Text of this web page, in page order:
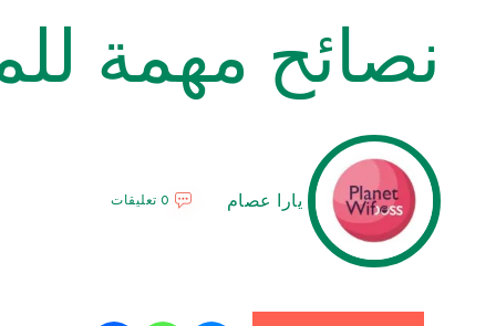
نصائح مهمة
يارا عصام 0 تعليقات